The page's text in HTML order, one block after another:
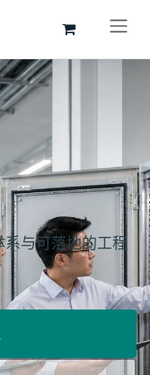
与可落地的工程